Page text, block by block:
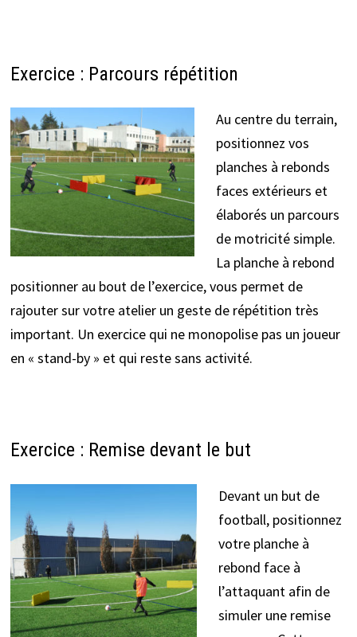
Exercice : Parcours répétition
Au centre du terrain,
positionnez vos
planches à rebonds
faces extérieurs et
élaborés un parcours
de motricité simple.
La planche à rebond
positionner au bout de l’exercice, vous permet de
rajouter sur votre atelier un geste de répétition très
important. Un exercice qui ne monopolise pas un joueur
en « stand-by » et qui reste sans activité.
Exercice : Remise devant le but
Devant un but de
football, positionnez
votre planche à
rebond face à
l’attaquant afin de
simuler une remise